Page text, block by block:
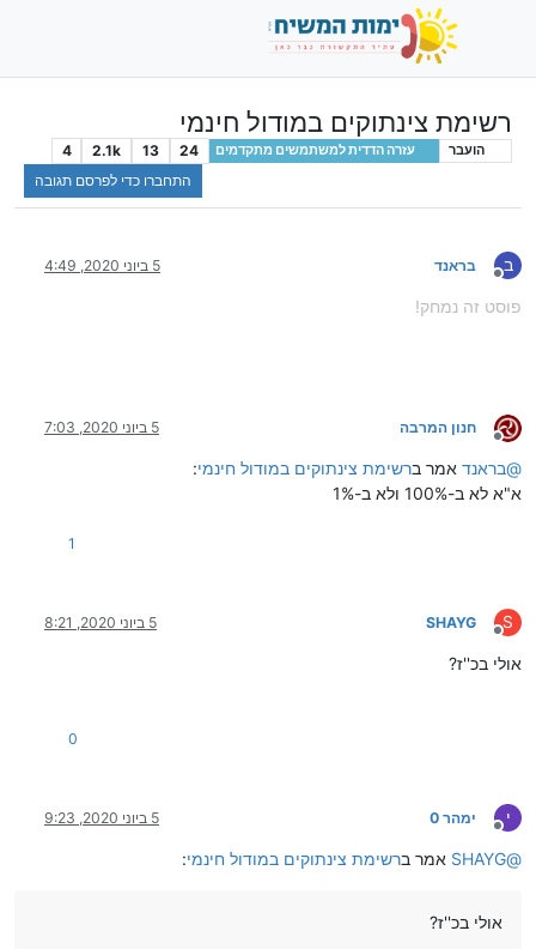
רשימת צינתוקים במודול חינמי
הועבר עזרה הדדית למשתמשים מתקדמים 24
13
2.1k
4
התחברו כדי לפרסם תגובה
ב
מנותק
בראנד 5 ביוני 2020, 4:49
פוסט זה נמחק!
מנותק
חנון המרבה 5 ביוני 2020, 7:03
@בראנד אמר ברשימת צינתוקים במודול חינמי:
א"א לא ב-100% ולא ב-1%
1
S
מנותק
SHAYG 5 ביוני 2020, 8:21
אולי בכ''ז?
0
י
מנותק
ימהר 0 5 ביוני 2020, 9:23
@
SHAYG אמר ברשימת צינתוקים במודול חינמי:
אולי בכ''ז?